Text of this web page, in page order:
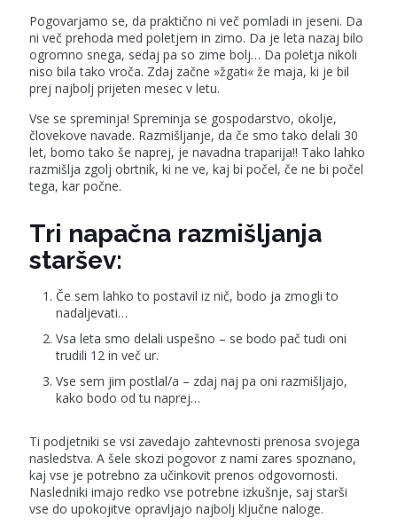
Pogovarjamo se, da praktično ni več pomladi in jeseni. Da
ni več prehoda med poletjem in zimo. Da je leta nazaj bilo
ogromno snega, sedaj pa so zime bolj… Da poletja nikoli
niso bila tako vroča. Zdaj začne »žgati« že maja, ki je bil
prej najbolj prijeten mesec v letu.
Vse se spreminja! Spreminja se gospodarstvo, okolje,
človekove navade. Razmišljanje, da če smo tako delali 30
let, bomo tako še naprej, je navadna traparija!! Tako lahko
razmišlja zgolj obrtnik, ki ne ve, kaj bi počel, če ne bi počel
tega, kar počne.
Tri napačna razmišljanja
staršev:
Če sem lahko to postavil iz nič, bodo ja zmogli to
nadaljevati…
Vsa leta smo delali uspešno – se bodo pač tudi oni
trudili 12 in več ur.
Vse sem jim postlal/a – zdaj naj pa oni razmišljajo,
kako bodo od tu naprej…
Ti podjetniki se vsi zavedajo zahtevnosti prenosa svojega
nasledstva. A šele skozi pogovor z nami zares spoznano,
kaj vse je potrebno za učinkovit prenos odgovornosti.
Nasledniki imajo redko vse potrebne izkušnje, saj starši
vse do upokojitve opravljajo najbolj ključne naloge.